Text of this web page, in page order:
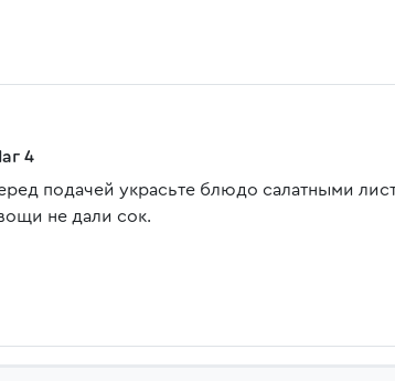
4
подачей украсьте блюдо салатными
не дали сок.